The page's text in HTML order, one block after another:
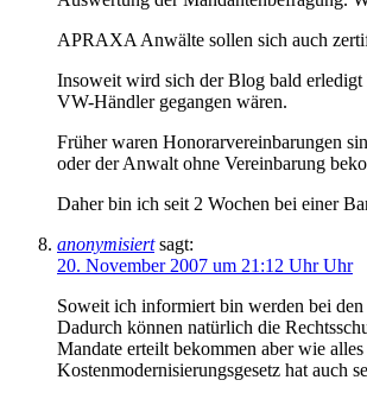
APRAXA Anwälte sollen sich auch
Insoweit wird sich der Blog bald
VW-Händler gegangen wären.
Früher waren Honorarvereinbarungen
oder der Anwalt ohne Vereinbarung
Daher bin ich seit 2 Wochen bei einer
anonymisiert sagt:
20. November 2007 um 21:12 Uhr Uhr
Soweit ich informiert bin werden bei
Dadurch können natürlich die
Mandate erteilt bekommen aber wie
Kostenmodernisierungsgesetz hat auch